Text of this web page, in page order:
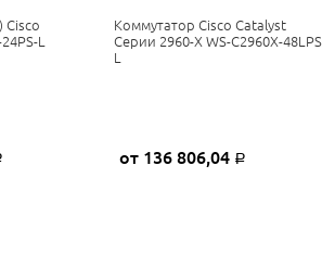
Cisco
L
Коммутатор Cisco Catalyst
Серии 2960-X WS-C2960X-
L
от 136 806,04 Р